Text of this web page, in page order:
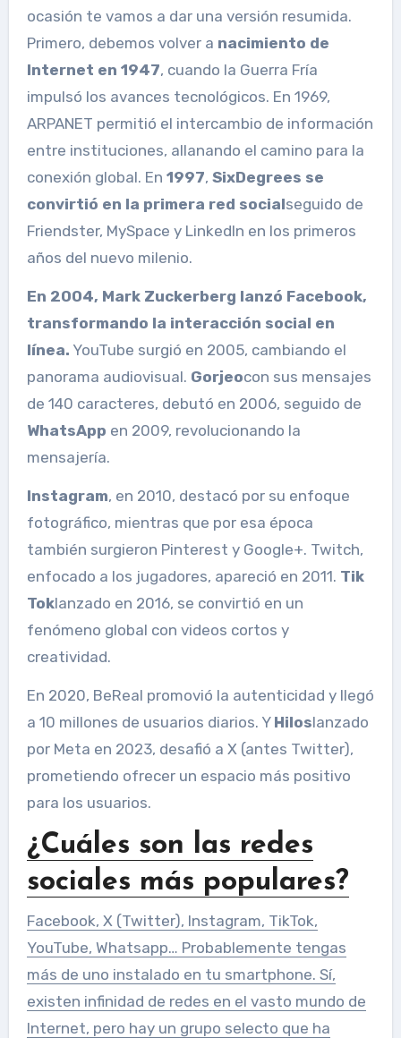
ocasión te vamos a dar una versión resumida.
Primero, debemos volver a nacimiento de
Internet en 1947, cuando la Guerra Fría
impulsó los avances tecnológicos. En 1969,
ARPANET permitió el intercambio de información
entre instituciones, allanando el camino para la
conexión global. En 1997, SixDegrees se
convirtió en la primera red socialseguido de
Friendster, MySpace y LinkedIn en los primeros
años del nuevo milenio.
En 2004, Mark Zuckerberg lanzó Facebook,
transformando la interacción social en
línea. YouTube surgió en 2005, cambiando el
panorama audiovisual. Gorjeocon sus mensajes
de 140 caracteres, debutó en 2006, seguido de
WhatsApp en 2009, revolucionando la
mensajería.
Instagram, en 2010, destacó por su enfoque
fotográfico, mientras que por esa época
también surgieron Pinterest y Google+. Twitch,
enfocado a los jugadores, apareció en 2011. Tik
Toklanzado en 2016, se convirtió en un
fenómeno global con videos cortos y
creatividad.
En 2020, BeReal promovió la autenticidad y llegó
a 10 millones de usuarios diarios. Y Hiloslanzado
por Meta en 2023, desafió a X (antes Twitter),
prometiendo ofrecer un espacio más positivo
para los usuarios.
¿Cuáles son las redes
sociales más populares?
Facebook, X (Twitter), Instagram, TikTok,
YouTube, Whatsapp… Probablemente tengas
más de uno instalado en tu smartphone. Sí,
existen infinidad de redes en el vasto mundo de
Internet, pero hay un grupo selecto que ha